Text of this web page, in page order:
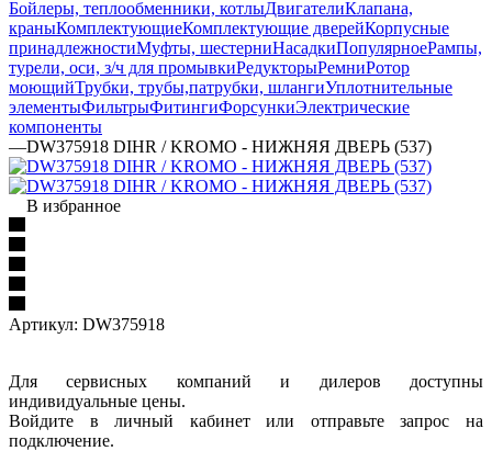
Бойлеры, теплообменники, котлыДвигателиКлапана,
краныКомплектующиеКомплектующие дверейКорпусные
принадлежностиМуфты, шестерниНасадкиПопулярноеРампы,
турели, оси, з/ч для промывкиРедукторыРемниРотор
моющийТрубки, трубы,патрубки, шлангиУплотнительные
элементыФильтрыФитингиФорсункиЭлектрические
компоненты
—DW375918 DIHR / KROMO - НИЖНЯЯ ДВЕРЬ (537)
В избранное
Артикул: DW375918
Для сервисных компаний и дилеров доступны
индивидуальные цены.
Войдите в личный кабинет или отправьте запрос на
подключение.